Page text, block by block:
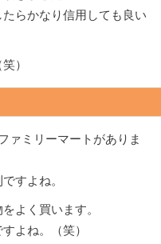
らかなり信用しても良い
）
ァミリーマートがありま
すよね。
よく買います。
よね。（笑）